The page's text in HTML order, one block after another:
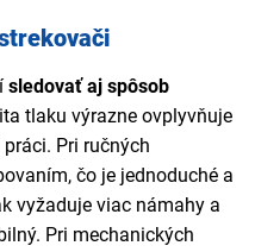
sledovať aj spôsob
tlaku výrazne ovplyvňuje
Pri ručných
čo je jednoduché a
vyžaduje viac námahy a
Pri mechanických